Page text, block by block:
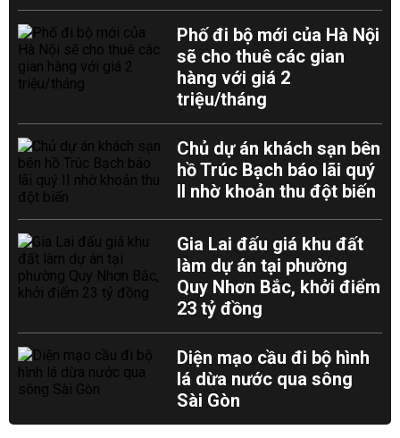
Phố đi bộ mới của Hà Nội
sẽ cho thuê các gian
hàng với giá 2
triệu/tháng
Chủ dự án khách sạn bên
hồ Trúc Bạch báo lãi quý
II nhờ khoản thu đột biến
Gia Lai đấu giá khu đất
làm dự án tại phường
Quy Nhơn Bắc, khởi điểm
23 tỷ đồng
Diện mạo cầu đi bộ hình
lá dừa nước qua sông
Sài Gòn